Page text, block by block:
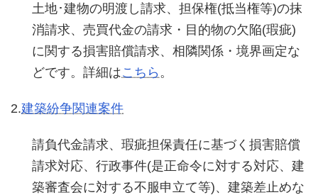
土地･建物の明渡し請求、担保権(抵当権等)の抹
消請求、売買代金の請求・目的物の欠陥(瑕疵)
に関する損害賠償請求、相隣関係・境界画定な
どです。詳細はこちら 。
2.建築紛争関連案件
請負代金請求、瑕疵担保責任に基づく損害賠償
請求対応、行政事件(是正命令に対する対応、建
築審査会に対する不服申立て等)、建築差止めな